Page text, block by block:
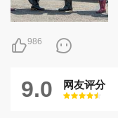
986
9.0 网友评分
很差
较差还行推荐力荐